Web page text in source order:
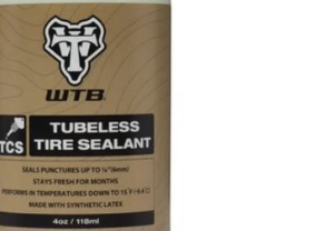
Öffnen
Sie
die
vorgestellten
Medien
in
der
Galerieansicht